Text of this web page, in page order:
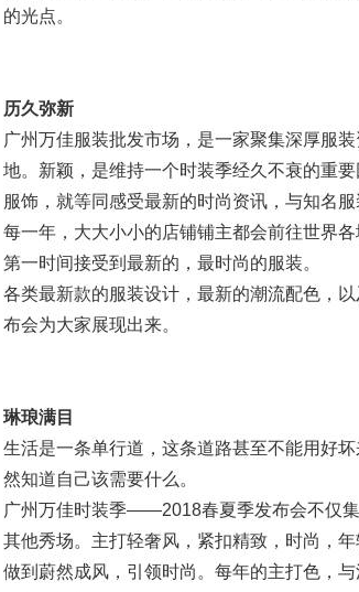
的光点。
历久弥新
广州万佳服装批发市场，是一家聚集深厚服
地。新颖，是维持一个时装季经久不衰的重
服饰，就等同感受最新的时尚资讯，与知名服
每一年，大大小小的店铺铺主都会前往世界
第一时间接受到最新的，最时尚的服装。
各类最新款的服装设计，最新的潮流配色，
布会为大家展现出来。
琳琅满目
生活是一条单行道，这条道路甚至不能用好
然知道自己该需要什么。
广州万佳时装季——2018春夏季发布会不仅
其他秀场。主打轻奢风，紧扣精致，时尚，
做到蔚然成风，引领时尚。每年的主打色，